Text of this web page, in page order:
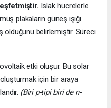
Islak hücrelerle
plakaların güneş ışığı
olduğunu belirlemiştir. Süreci
etki oluşur. Bu solar
için bir araya
(Biri p-tipi biri de n-